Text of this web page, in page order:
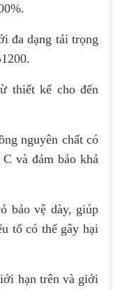
đa dạng tải trọng
thiết kế cho đến
nguyên chất có
và đảm bảo khả
bảo vệ dày, giúp
tố có thể gây hại
hạn trên và giới